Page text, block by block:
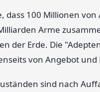
dass 100 Millionen
Arme
der Erde. Die
von Angebot und
sind nach